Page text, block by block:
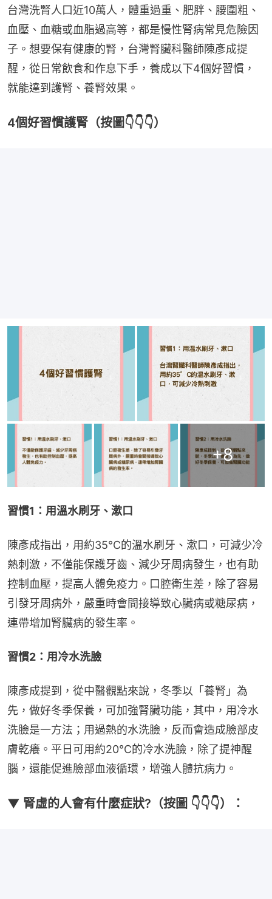
台灣洗腎人口近10萬人，體重過重、肥胖、腰圍粗、
血壓、血糖或血脂過高等，都是慢性腎病常見危險因
子。想要保有健康的腎，台灣腎臟科醫師陳彥成提
醒，從日常飲食和作息下手，養成以下4個好習慣，
就能達到護腎、養腎效果。
4個好習慣護腎（按圖👇👇👇）
+8
習慣1：用溫水刷牙、漱口
陳彥成指出，用約35°C的溫水刷牙、漱口，可減少冷
熱刺激，不僅能保護牙齒、減少牙周病發生，也有助
控制血壓，提高人體免疫力。口腔衛生差，除了容易
引發牙周病外，嚴重時會間接導致心臟病或糖尿病，
連帶增加腎臟病的發生率。
習慣2：用冷水洗臉
陳彥成提到，從中醫觀點來說，冬季以「養腎」為
先，做好冬季保養，可加強腎臟功能，其中，用冷水
洗臉是一方法；用過熱的水洗臉，反而會造成臉部皮
膚乾癢。平日可用約20°C的冷水洗臉，除了提神醒
腦，還能促進臉部血液循環，增強人體抗病力。
▼ 腎虛的人會有什麼症狀?（按圖 👇👇👇）：